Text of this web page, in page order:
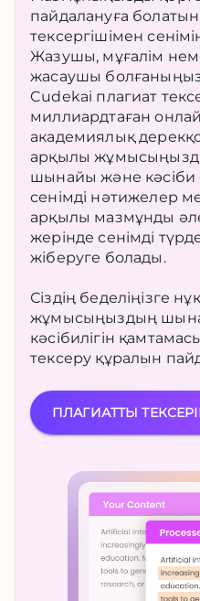
пайдалануға
тексергішімен
Жазушы, мұғалім
жасаушы
Cudekai плагиат
миллиардтаған
академиялық
арқылы
шынайы және кәсіби
сенімді нәтижелер
арқылы мазмұнды
жерінде сенімді
жіберуге болады.
Сіздің беделіңізге
жұмысыңыздың
кәсібилігін
тексеру құралын
ПЛАГИАТТЫ